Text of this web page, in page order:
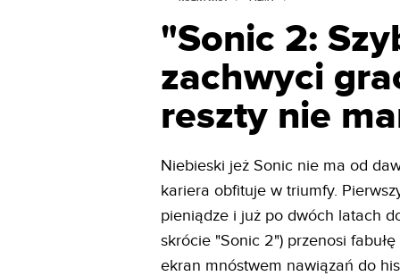
"Sonic 2:
zachwyci
reszty nie
Niebieski jeż Sonic nie ma od
kariera obfituje w triumfy.
pieniądze i już po dwóch latach
skrócie "Sonic 2") przenosi
ekran mnóstwem nawiązań do